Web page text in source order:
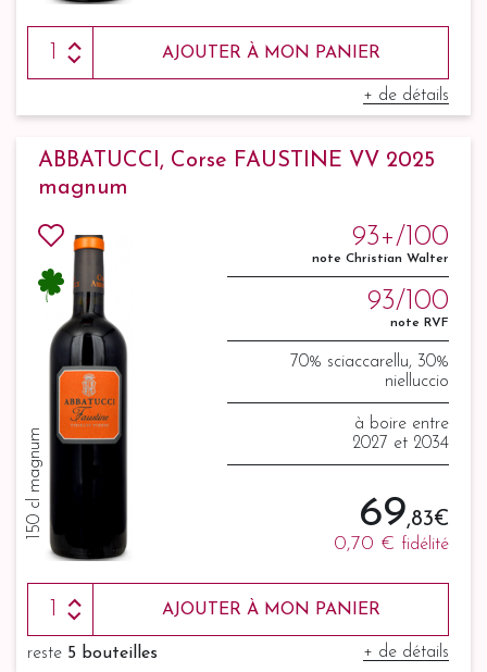
AJOUTER À MON PANIER
+ de détails
ABBATUCCI, Corse FAUSTINE VV 2025
magnum
150 cl magnum
93+/100
note Christian Walter
93/100
note RVF
70% sciaccarellu, 30%
nielluccio
à boire entre
2027 et 2034
69,83 €
0,70 € fidélité
AJOUTER À MON PANIER
reste 5 bouteilles + de détails